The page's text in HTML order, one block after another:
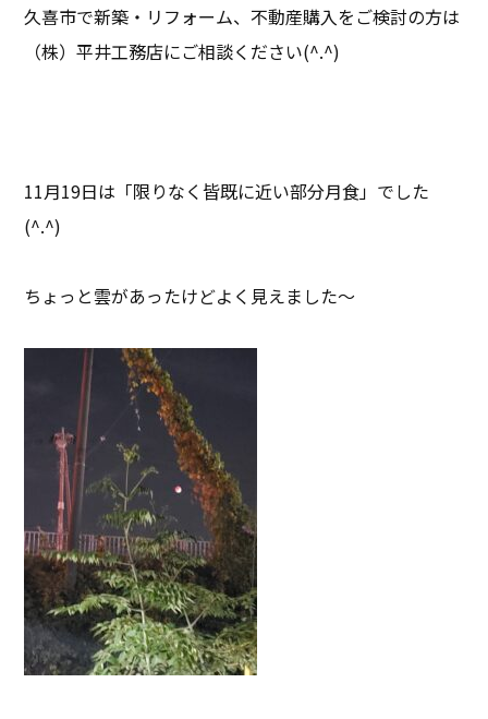
久喜市で新築・リフォーム、不動産購入をご検討の方は
（株）平井工務店にご相談ください(^.^)
11月19日は「限りなく皆既に近い部分月食」でした
(^.^)
ちょっと雲があったけどよく見えました～